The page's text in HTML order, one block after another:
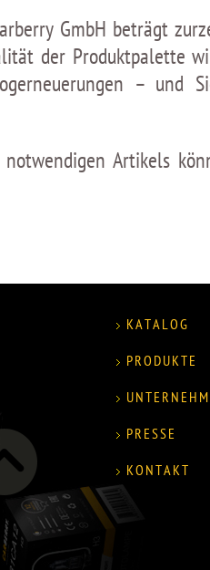
GmbH beträgt
der Produktpalette
– und
Artikels
KATALOG
PRODUKTE
PRESSE
KONTAKT